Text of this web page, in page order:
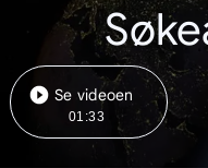
Se videoen
01:33